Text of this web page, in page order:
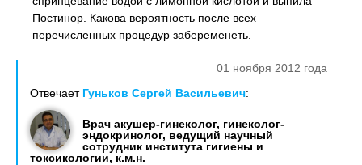
Постинор. Какова вероятность после всех
перечисленных процедур забеременеть.
01 ноября 2012 года
Отвечает Гуньков Сергей Васильевич:
Врач акушер-гинеколог, гинеколог-
эндокринолог, ведущий научный
сотрудник института гигиены и
токсикологии, к.м.н.